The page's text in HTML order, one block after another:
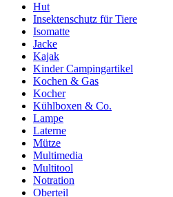
Hut
Insektenschutz für Tiere
Isomatte
Jacke
Kajak
Kinder Campingartikel
Kochen & Gas
Kocher
Kühlboxen & Co.
Lampe
Laterne
Mütze
Multimedia
Multitool
Notration
Oberteil